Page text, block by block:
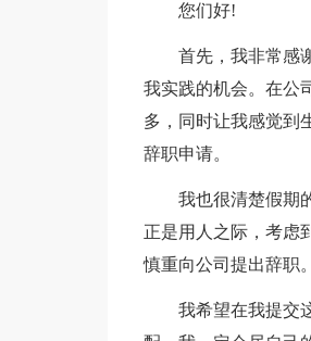
您们好!
首先，我非常感
我实践的机会。在公
多，同时让我感觉到
辞职申请。
我也很清楚假期
正是用人之际，考虑
慎重向公司提出辞职。
我希望在我提交